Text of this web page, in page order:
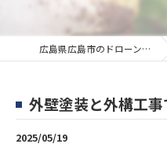
広島県広島市のドローンならワイズ株式会社
外壁塗装と外構工
2025/05/19